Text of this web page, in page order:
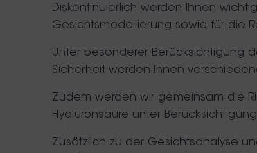
Diskontinuierlich werden Ihnen
Gesichtsmodellierung sowie für die
Unter besonderer Berücksichtigung
Sicherheit werden Ihnen
Zudem werden wir gemeinsam die
Hyaluronsäure unter
Zusätzlich zu der Gesichtsanalyse